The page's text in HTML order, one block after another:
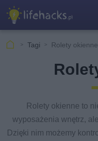
Tagi Rolety okienne
Rolety okienne to
wyposażenia wnętrz,
Dzięki nim możemy